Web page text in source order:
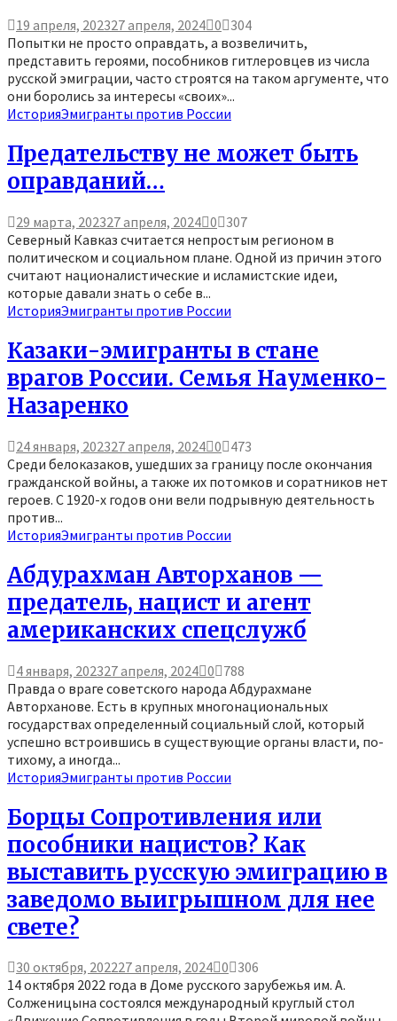
19 апреля, 202327 апреля, 2024 0 304
Попытки не просто оправдать, а возвеличить,
представить героями, пособников гитлеровцев из числа
русской эмиграции, часто строятся на таком аргументе, что
они боролись за интересы «своих»...
ИсторияЭмигранты против России
Предательству не может быть
оправданий…
29 марта, 202327 апреля, 2024 0 307
Северный Кавказ считается непростым регионом в
политическом и социальном плане. Одной из причин этого
считают националистические и исламистские идеи,
которые давали знать о себе в...
ИсторияЭмигранты против России
Казаки-эмигранты в стане
врагов России. Семья Науменко-
Назаренко
24 января, 202327 апреля, 2024 0 473
Среди белоказаков, ушедших за границу после окончания
гражданской войны, а также их потомков и соратников нет
героев. С 1920-х годов они вели подрывную деятельность
против...
ИсторияЭмигранты против России
Абдурахман Авторханов —
предатель, нацист и агент
американских спецслужб
4 января, 202327 апреля, 2024 0 788
Правда о враге советского народа Абдурахмане
Авторханове. Есть в крупных многонациональных
государствах определенный социальный слой, который
успешно встроившись в существующие органы власти, по-
тихому, а иногда...
ИсторияЭмигранты против России
Борцы Сопротивления или
пособники нацистов? Как
выставить русскую эмиграцию в
заведомо выигрышном для нее
свете?
30 октября, 202227 апреля, 2024 0 306
14 октября 2022 года в Доме русского зарубежья им. А.
Солженицына состоялся международный круглый стол